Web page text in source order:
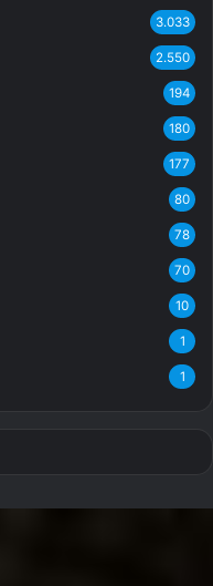
3.033
2.550
194
180
177
80
78
70
10
1
1